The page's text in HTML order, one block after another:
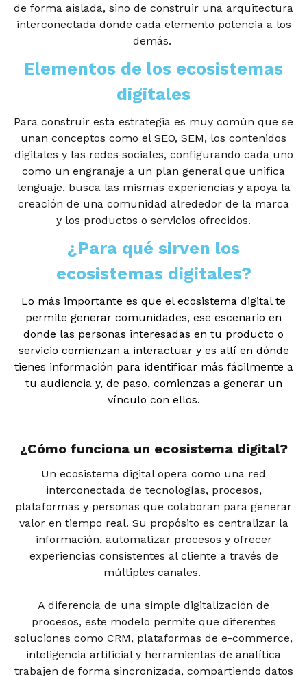
de forma aislada, sino de construir una arquitectura
interconectada donde cada elemento potencia a los
demás.
Elementos de los ecosistemas
digitales
Para construir esta estrategia es muy común que se
unan conceptos como el SEO, SEM, los contenidos
digitales y las redes sociales, configurando cada uno
como un engranaje a un plan general que unifica
lenguaje, busca las mismas experiencias y apoya la
creación de una comunidad alrededor de la marca
y los productos o servicios ofrecidos.
¿Para qué sirven los
ecosistemas digitales?
Lo más importante es que el ecosistema digital te
permite generar comunidades, ese escenario en
donde las personas interesadas en tu producto o
servicio comienzan a interactuar y es allí en dónde
tienes información para identificar más fácilmente a
tu audiencia y, de paso, comienzas a generar un
vínculo con ellos.
¿Cómo funciona un ecosistema digital?
Un ecosistema digital opera como una red
interconectada de tecnologías, procesos,
plataformas y personas que colaboran para generar
valor en tiempo real. Su propósito es centralizar la
información, automatizar procesos y ofrecer
experiencias consistentes al cliente a través de
múltiples canales.
A diferencia de una simple digitalización de
procesos, este modelo permite que diferentes
soluciones como CRM, plataformas de e-commerce,
inteligencia artificial y herramientas de analítica
trabajen de forma sincronizada, compartiendo datos